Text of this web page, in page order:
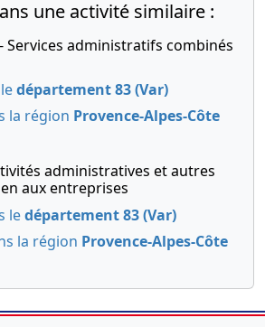
une activité similaire :
- Services administratifs combinés
département 83 (Var)
la région Provence-Alpes-Côte
administratives et autres
aux entreprises
ledépartement 83 (Var)
la région Provence-Alpes-Côte